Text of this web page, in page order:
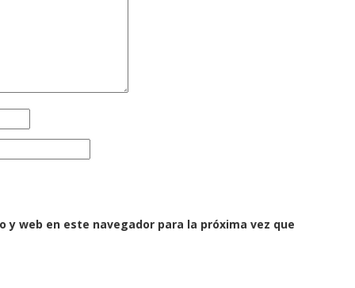
y web en este navegador para la próxima vez que